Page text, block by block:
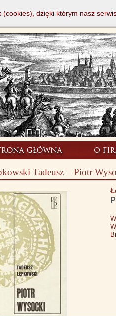
Tadeusz – Piotr
dzięki którym nasz